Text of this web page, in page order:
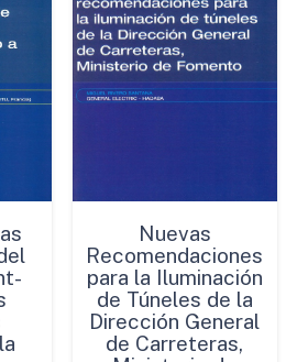
Nuevas
Recomendaciones
para la Iluminación
de Túneles de la
Dirección General
de Carreteras,